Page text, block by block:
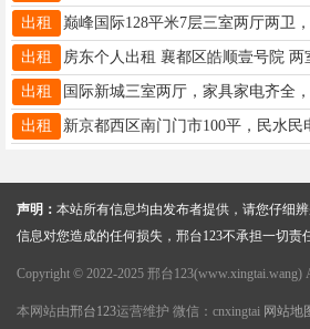
出租
出租
出租
出租
声明： 本站所有信息均由发布者提供，请您仔细
信息对您造成的任何损失，邢台123不承担一切责
Copyright © 2022-2025 邢台123(www.xingtai.wang)
本网站由邢台123运营维护 微信：cnxingtai 网站地